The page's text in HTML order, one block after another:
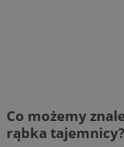
Co możemy
rąbka tajemnicy?